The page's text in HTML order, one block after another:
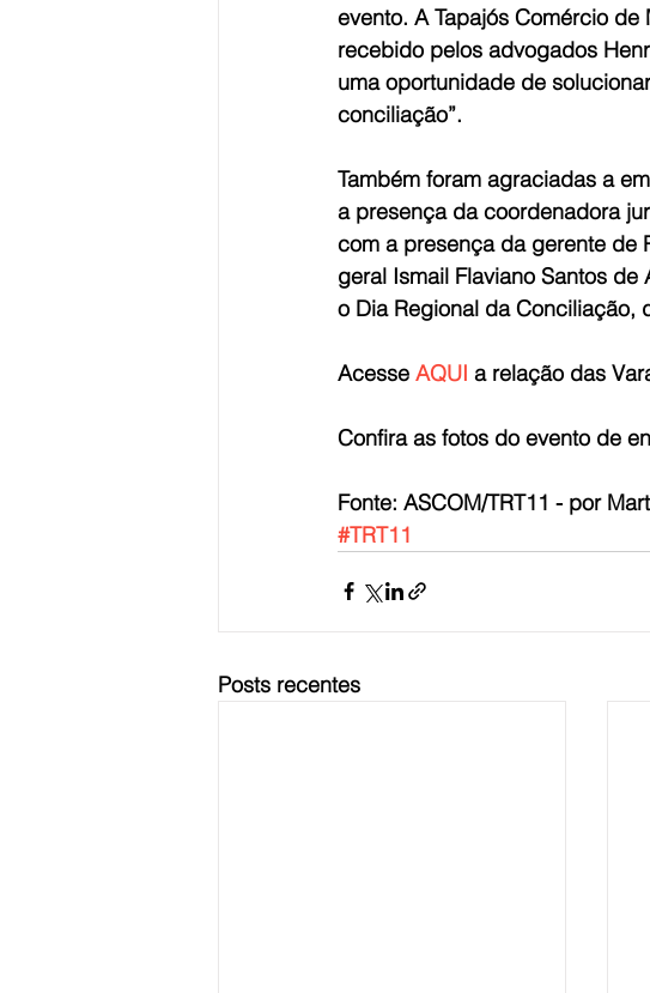
evento. A Tapajós Comércio
recebido pelos advogados
uma oportunidade de
conciliação”.
Também foram agraciadas a
a presença da coordenadora
com a presença da gerente de
geral Ismail Flaviano Santos
o Dia Regional da Conciliação,
Acesse AQUI a relação das
Confira as fotos do evento de
Fonte: ASCOM/TRT11 - por
#TRT11
Posts recentes